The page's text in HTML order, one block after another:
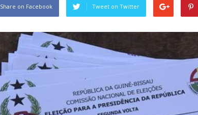
Share on Facebook Tweet on Twitter